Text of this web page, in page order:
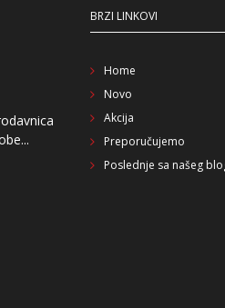
BRZI LINKOVI
Home
Novo
Akcija
Preporučujemo
Poslednje sa našeg